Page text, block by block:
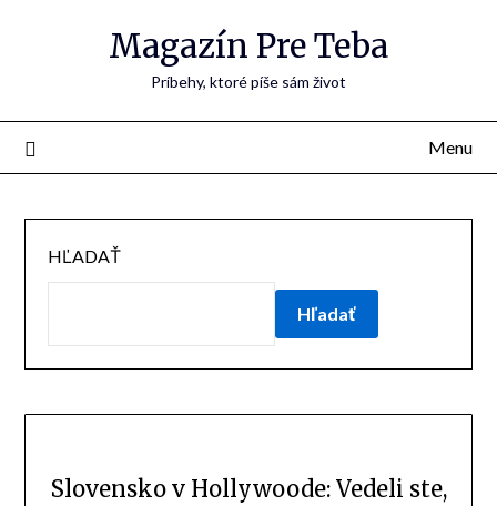
Magazín Pre Teba
Príbehy, ktoré píše sám život
Menu
HĽADAŤ
Hľadať
Slovensko v Hollywoode: Vedeli ste,